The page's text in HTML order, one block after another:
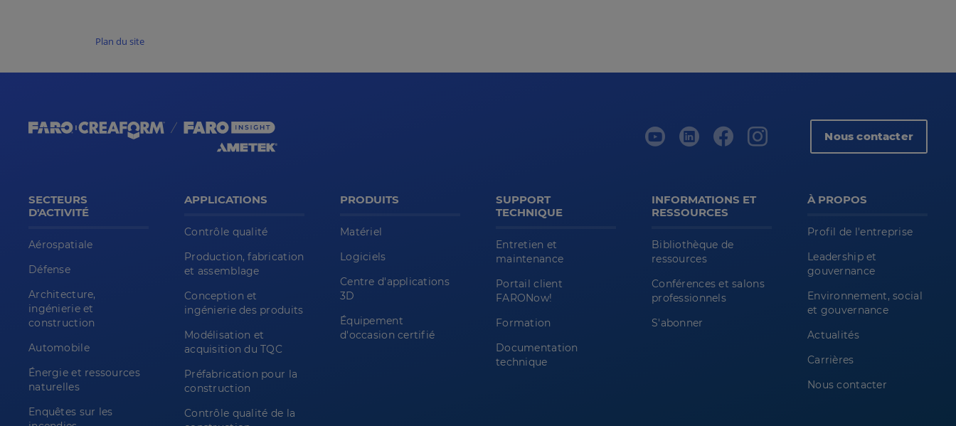
Plan du site
Nous contacter
SECTEURS
D'ACTIVITÉ
Aérospatiale
Défense
Architecture,
ingénierie et
construction
Automobile
Énergie et ressources
naturelles
Enquêtes sur les
APPLICATIONS
Contrôle qualité
Production, fabrication
et assemblage
Conception et
ingénierie des produits
Modélisation et
acquisition du TQC
Préfabrication pour la
construction
Contrôle qualité de la
PRODUITS
Matériel
Logiciels
Centre d'applications
3D
Équipement
d'occasion certifié
SUPPORT
TECHNIQUE
Entretien et
maintenance
Portail client
FARONow!
Formation
Documentation
technique
INFORMATIONS ET
RESSOURCES
Bibliothèque de
ressources
Conférences et salons
professionnels
S'abonner
À PROPOS
Profil de l'entreprise
Leadership et
gouvernance
Environnement, social
et gouvernance
Actualités
Carrières
Nous contacter